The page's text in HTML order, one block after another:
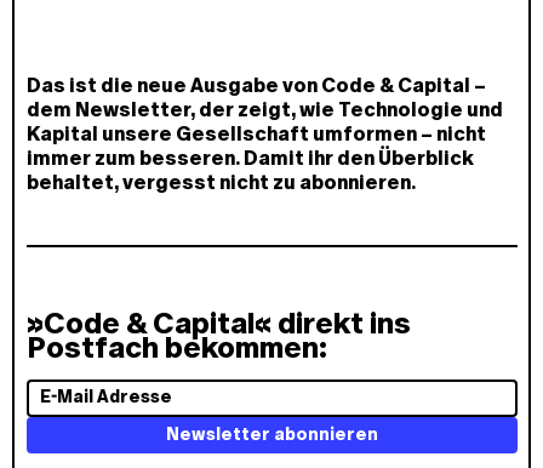
Das ist die neue Ausgabe von Code & Capital –
dem Newsletter, der zeigt, wie Technologie und
Kapital unsere Gesellschaft umformen – nicht
immer zum besseren. Damit ihr den Überblick
behaltet, vergesst nicht zu abonnieren.
»Code & Capital« direkt ins
Postfach bekommen:
E
-
Newsletter abonnieren